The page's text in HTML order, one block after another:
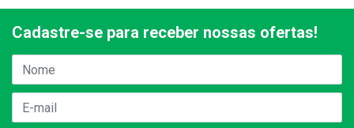
Cadastre-se para receber nossas ofertas!